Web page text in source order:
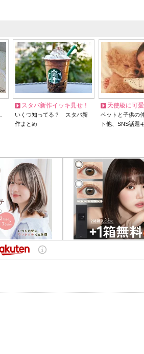
スタバ新作イッキ見せ！
いくつ知ってる？ スタバ新
作まとめ
天使級に可
ペットと子供の
ト他、SNS話題